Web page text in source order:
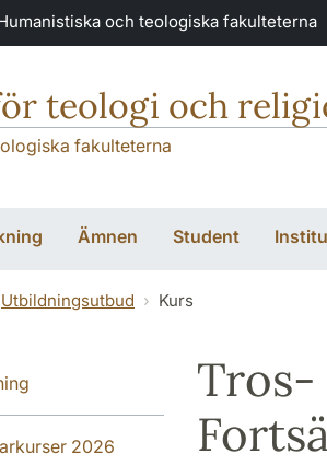
och teologiska fakulteterna
teologi och
fakulteterna
Ämnen Student
Utbildningsutbud Kurs
2026
Tros-